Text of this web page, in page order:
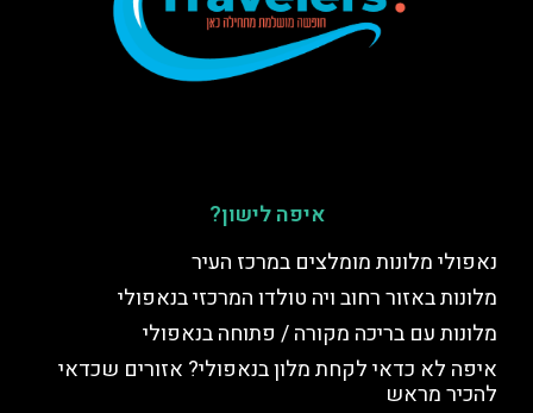
איפה לישון?
נאפולי מלונות מומלצים במרכז העיר
מלונות באזור רחוב ויה טולדו המרכזי בנאפולי
מלונות עם בריכה מקורה / פתוחה בנאפולי
איפה לא כדאי לקחת מלון בנאפולי? אזורים שכדאי
להכיר מראש